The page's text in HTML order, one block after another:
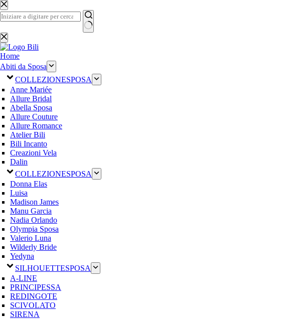
Salta
al
contenuto
Nessun
risultato
Home
Abiti da Sposa
COLLEZIONESPOSA
Anne Mariée
Allure Bridal
Abella Sposa
Allure Couture
Allure Romance
Atelier Bili
Bili Incanto
Creazioni Vela
Dalin
COLLEZIONESPOSA
Donna Elas
Luisa
Madison James
Manu Garcia
Nadia Orlando
Olympia Sposa
Valerio Luna
Wilderly Bride
Yedyna
SILHOUETTESPOSA
A-LINE
PRINCIPESSA
REDINGOTE
SCIVOLATO
SIRENA